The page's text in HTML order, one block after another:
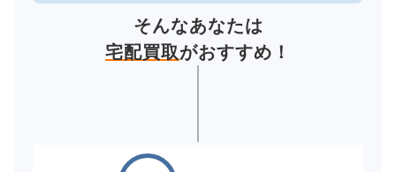
そんなあなたは
宅配買取がおすすめ！